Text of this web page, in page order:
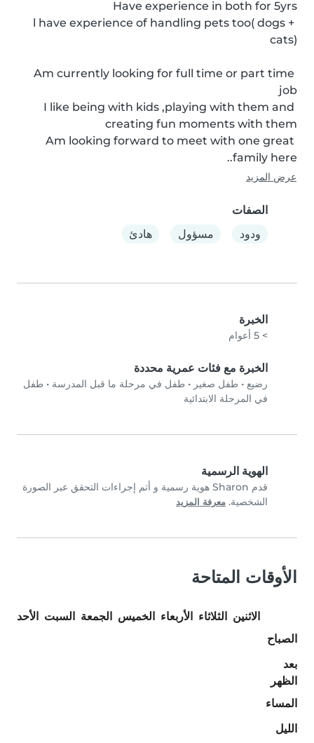
l have experience of handling pets too( dogs +
Am currently looking for full time or part time
I like being with kids ,playing with them and
Am looking forward to meet with one great
family here..
عرض المزيد
الصفات
ودود
مسؤول هادئ
الخبرة
> 5 أعوام
الخبرة مع فئات عمرية محددة
رضيع • طفل صغير • طفل في مرحلة ما قبل المدرسة • طفل
في المرحلة الابتدائية
الهوية الرسمية
قدم Sharon هوية رسمية و أتم إجراءات التحقق عبر الصورة
الشخصية. معرفة المزيد
الأوقات المتاحة
الاثنين الثلاثاء الأربعاء الخميس الجمعة السبت
الأحد
الصباح
بعد
الظهر
المساء
الليل